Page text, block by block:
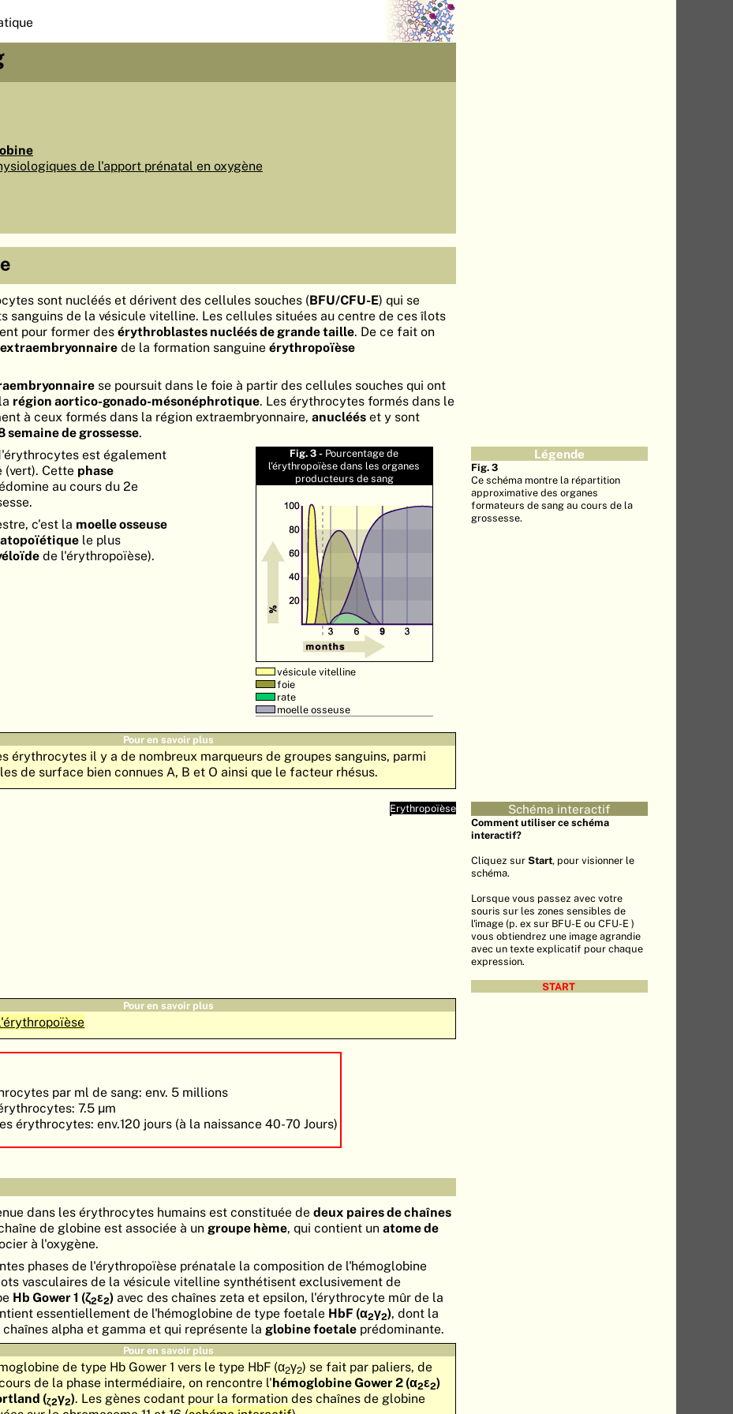
de l'apport prénatal en oxygène
sont nucléés et dérivent des cellules souches (BFU/CFU-E) qui se
sanguins de la vésicule vitelline. Les cellules situées au centre de ces îlots
pour former des érythroblastes nucléés de grande taille. De ce fait on
de la formation sanguine érythropoïèse
se poursuit dans le foie à partir des cellules souches qui ont
région aortico-gonado-mésonéphrotique. Les érythrocytes formés dans le
à ceux formés dans la région extraembryonnaire, anucléés et y sont
semaine de grossesse.
est également
(vert). Cette phase
au cours du 2e
c'est la moelle osseuse
le plus
de l'érythropoïèse).
Fig. 3 - Pourcentage de
l'érythropoïèse dans les organes
producteurs de sang
vésicule vitelline
foie
rate
moelle osseuse
Légende
Fig. 3
Ce schéma montre la répartition
approximative des organes
formateurs de sang au cours de la
grossesse.
Pour en savoir plus
érythrocytes il y a de nombreux marqueurs de groupes sanguins, parmi
de surface bien connues A, B et O ainsi que le facteur rhésus.
Erythropoïèse Schéma interactif
Comment utiliser ce schéma
interactif?
Cliquez surStart, pour visionner le
schéma.
Lorsque vous passez avec votre
souris sur les zones sensibles de
l'image (p. ex sur BFU-E ou CFU-E )
vous obtiendrez une image agrandie
avec un texte explicatif pour chaque
expression.
START
Pour en savoir plus
par ml de sang: env. 5 millions
7.5 µm
érythrocytes: env.120 jours (à la naissance 40-70 Jours)
dans les érythrocytes humains est constituée de deux paires de chaînes
de globine est associée à un groupe hème, qui contient un atome de
à l'oxygène.
phases de l'érythropoïèse prénatale la composition de l'hémoglobine
vasculaires de la vésicule vitelline synthétisent exclusivement de
Hb Gower 1 (ζ2ε2) avec des chaînes zeta et epsilon, l'érythrocyte mûr de la
essentiellement de l'hémoglobine de type foetale HbF (α2γ2), dont la
alpha et gamma et qui représente la globine foetale prédominante.
Pour en savoir plus
de type Hb Gower 1 vers le type HbF (α2γ2) se fait par paliers, de
de la phase intermédiaire, on rencontre l'hémoglobine Gower 2 (α2ε2)
(ζ2γ2). Les gènes codant pour la formation des chaînes de globine